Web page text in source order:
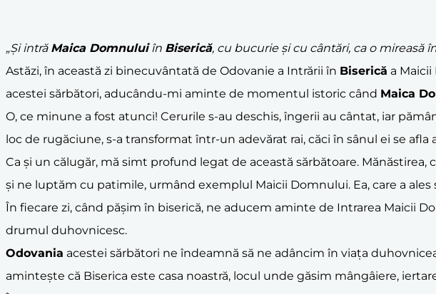
„Și intră Maica Domnuluiîn Biserică, cu bucurie și cu cântări, ca o mireasă
Astăzi, în această zi binecuvântată de Odovanie a Intrării în Biserică a
acestei sărbători, aducându-mi aminte de momentul istoric când Maica
O, ce minune a fost atunci! Cerurile s-au deschis, îngerii au cântat, iar
loc de rugăciune, s-a transformat într-un adevărat rai, căci în sânul ei se
Ca și un călugăr, mă simt profund legat de această sărbătoare.
și ne luptăm cu patimile, urmând exemplul Maicii Domnului. Ea, care a
În fiecare zi, când pășim în biserică, ne aducem aminte de Intrarea Maicii
drumul duhovnicesc.
Odovania acestei sărbători ne îndeamnă să ne adâncim în viața
amintește că Biserica este casa noastră, locul unde găsim mângâiere,